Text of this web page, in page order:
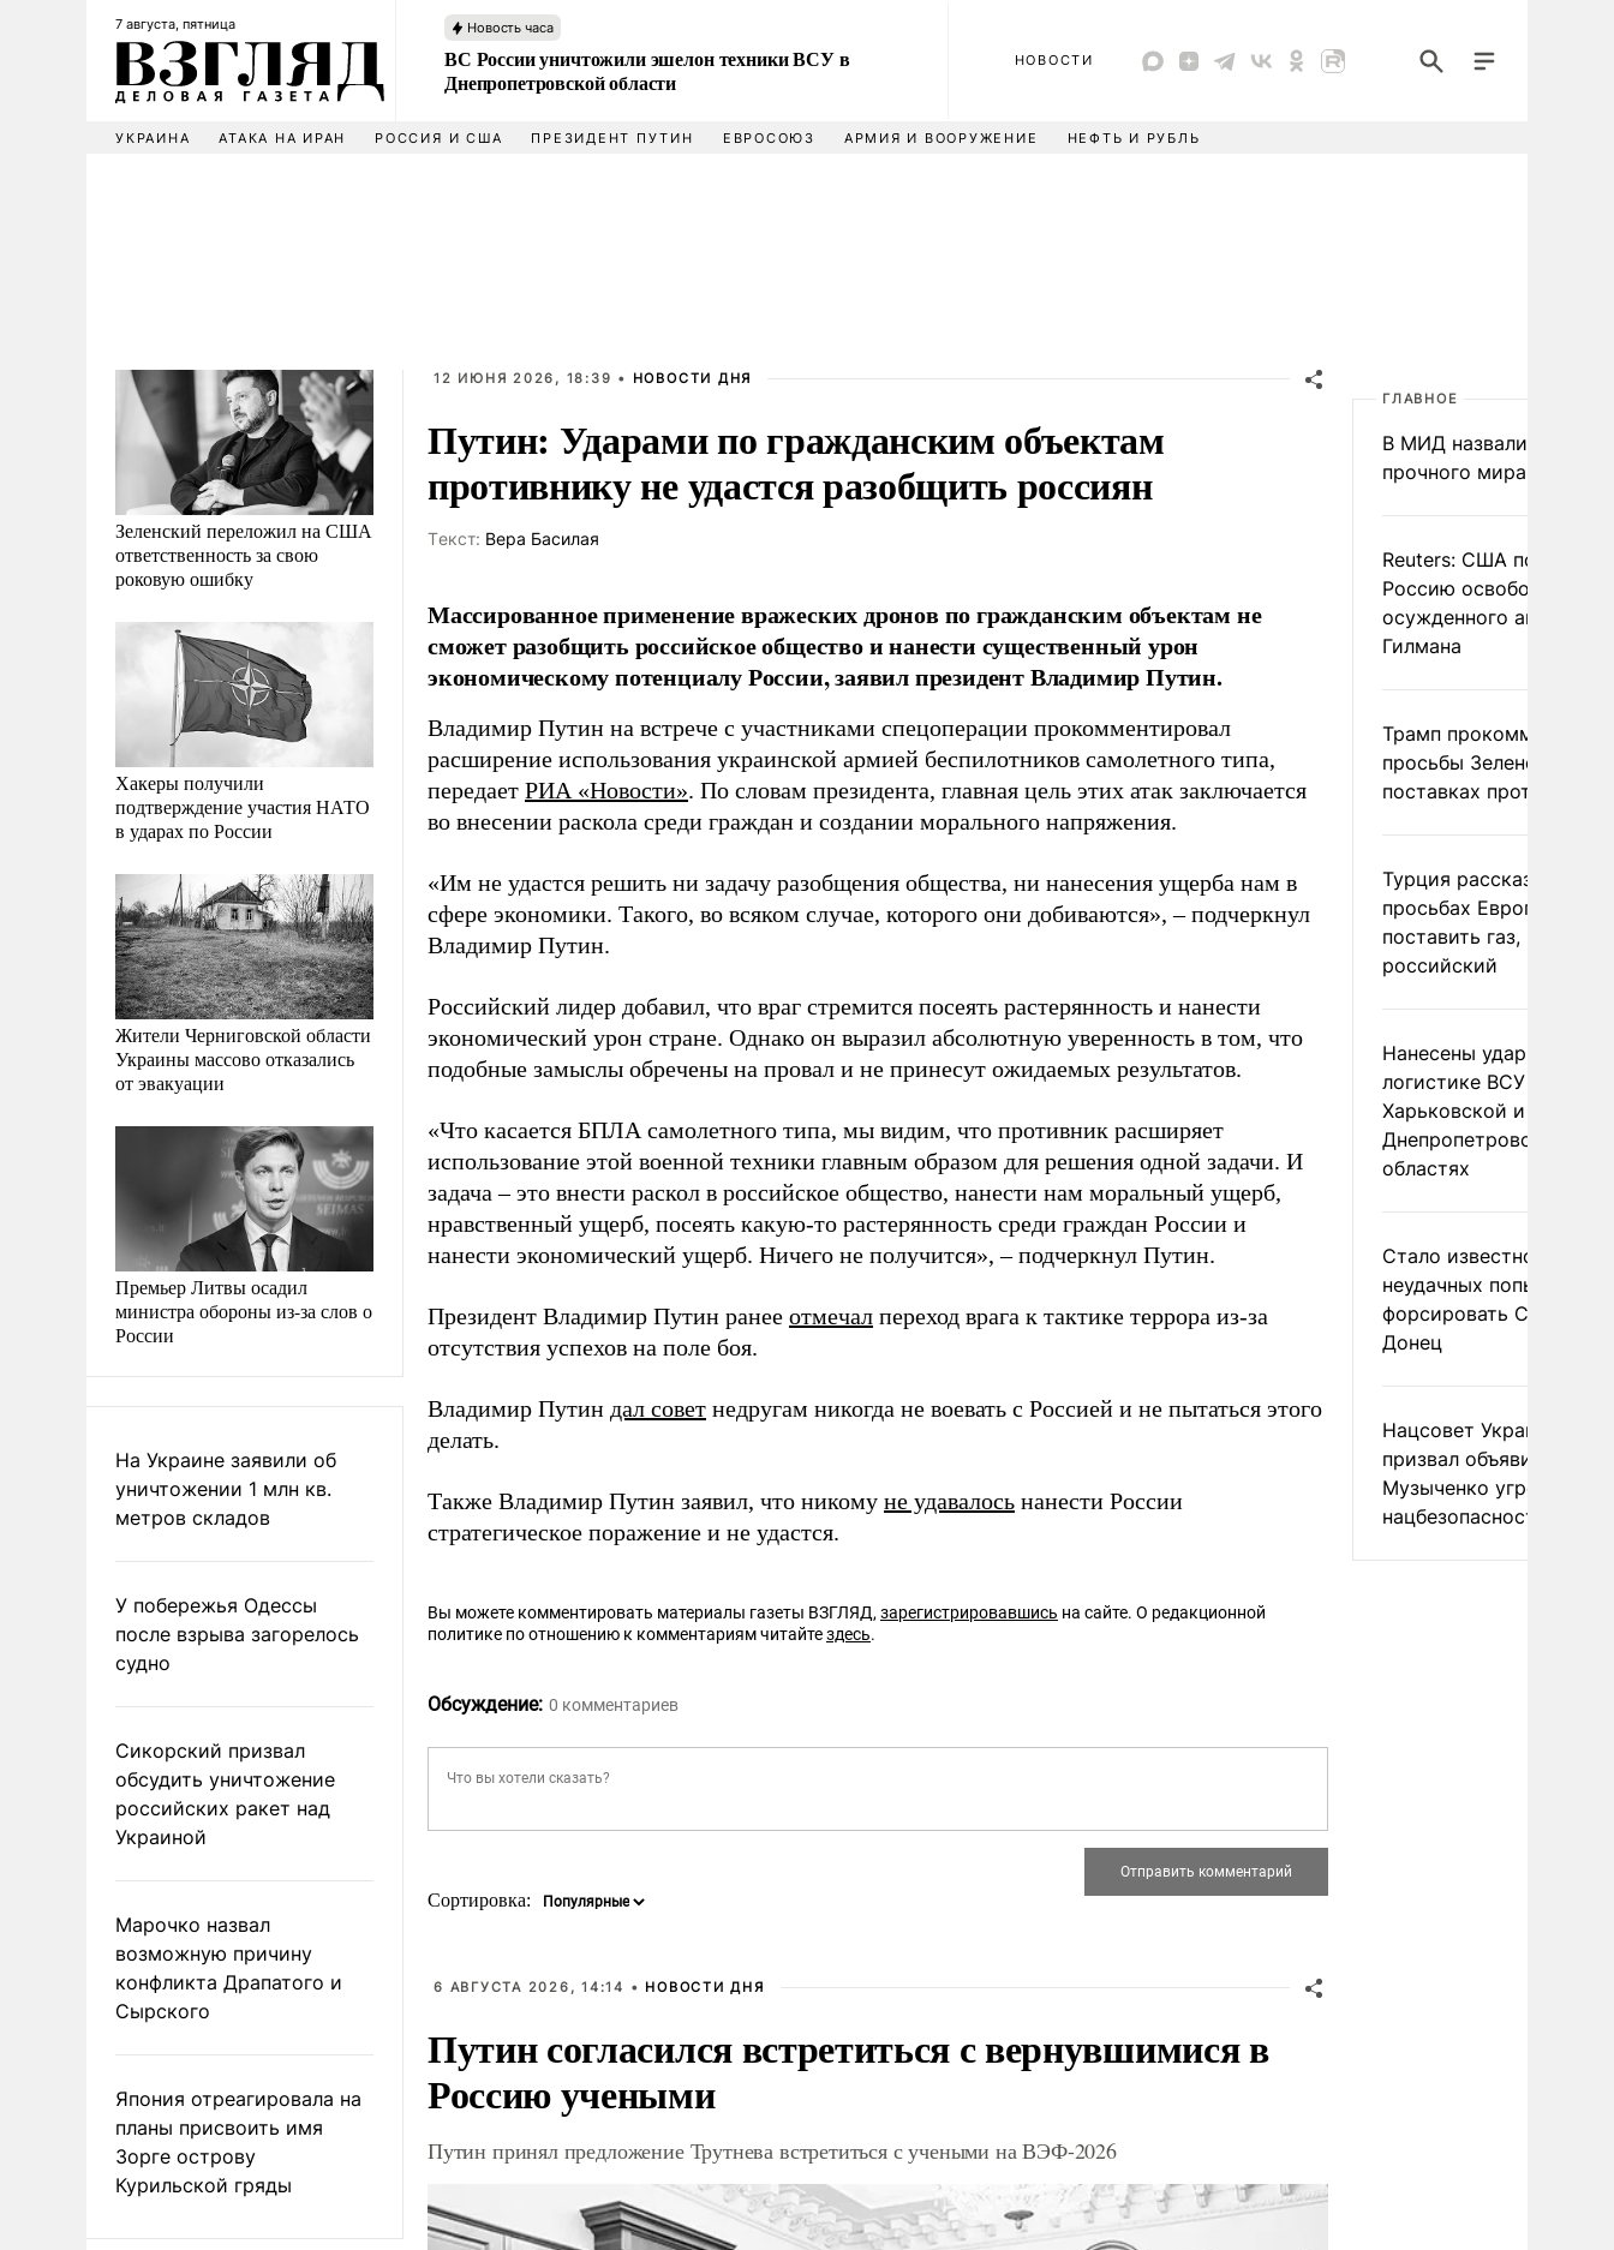
7 августа, пятница Новость часа
ВС России уничтожили эшелон техники ВСУ в
Днепропетровской области
НОВОСТИ
УКРАИНА АТАКА НА ИРАН РОССИЯ И США ПРЕЗИДЕНТ ПУТИН ЕВРОСОЮЗ АРМИЯ И ВООРУЖЕНИЕ НЕФТЬ И РУБЛЬ
Зеленский переложил на США
ответственность за свою
роковую ошибку
Хакеры получили
подтверждение участия НАТО
в ударах по России
Жители Черниговской области
Украины массово отказались
от эвакуации
Премьер Литвы осадил
министра обороны из-за слов о
России
На Украине заявили об
уничтожении 1 млн кв.
метров складов
У побережья Одессы
после взрыва загорелось
судно
Сикорский призвал
обсудить уничтожение
российских ракет над
Украиной
Марочко назвал
возможную причину
конфликта Драпатого и
Сырского
Япония отреагировала на
планы присвоить имя
Зорге острову
Курильской гряды
12 ИЮНЯ 2026, 18:39 • НОВОСТИ ДНЯ
Путин: Ударами по гражданским объектам
противнику не удастся разобщить россиян
Tекст: Вера Басилая
Массированное применение вражеских дронов по гражданским объектам не
сможет разобщить российское общество и нанести существенный урон
экономическому потенциалу России, заявил президент Владимир Путин.
Владимир Путин на встрече с участниками спецоперации прокомментировал
расширение использования украинской армией беспилотников самолетного типа,
передает РИА «Новости». По словам президента, главная цель этих атак заключается
во внесении раскола среди граждан и создании морального напряжения.
«Им не удастся решить ни задачу разобщения общества, ни нанесения ущерба нам в
сфере экономики. Такого, во всяком случае, которого они добиваются», – подчеркнул
Владимир Путин.
Российский лидер добавил, что враг стремится посеять растерянность и нанести
экономический урон стране. Однако он выразил абсолютную уверенность в том, что
подобные замыслы обречены на провал и не принесут ожидаемых результатов.
«Что касается БПЛА самолетного типа, мы видим, что противник расширяет
использование этой военной техники главным образом для решения одной задачи. И
задача – это внести раскол в российское общество, нанести нам моральный ущерб,
нравственный ущерб, посеять какую-то растерянность среди граждан России и
нанести экономический ущерб. Ничего не получится», – подчеркнул Путин.
Президент Владимир Путин ранее отмечал переход врага к тактике террора из-за
отсутствия успехов на поле боя.
Владимир Путин дал совет недругам никогда не воевать с Россией и не пытаться этого
делать.
Также Владимир Путин заявил, что никому не удавалось нанести России
стратегическое поражение и не удастся.
Вы можете комментировать материалы газеты ВЗГЛЯД, зарегистрировавшись на сайте. О редакционной
политике по отношению к комментариям читайтездесь.
Обсуждение: 0 комментариев
Сортировка:
6 АВГУСТА 2026, 14:14 • НОВОСТИ ДНЯ
Путин согласился встретиться с вернувшимися в
Россию учеными
Путин принял предложение Трутнева встретиться с учеными на ВЭФ-2026
ГЛАВНОЕ
В МИД назвали условия
прочного мира на
Reuters: США
Россию освободить
осужденного
Гилмана
Трамп
просьбы Зеленского о
поставках
Турция рассказала о
просьбах Европы
поставить газ, но не
российский
Нанесены удары по
логистике ВСУ в
Харьковской и
Днепропетровской
областях
Стало известно о
неудачных попытках
форсировать
Донец
Нацсовет Украины по
призвал объявить
Музыченко угрозой
нацбезопасности